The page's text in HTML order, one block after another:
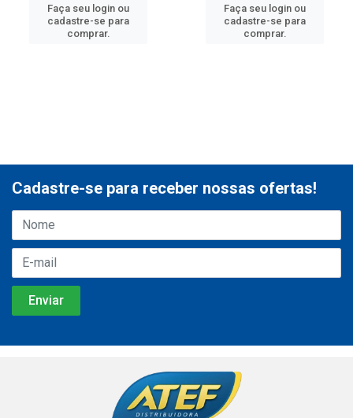
Faça seu login ou
cadastre-se para
comprar.
Faça seu login ou
cadastre-se para
comprar.
Cadastre-se para receber nossas ofertas!